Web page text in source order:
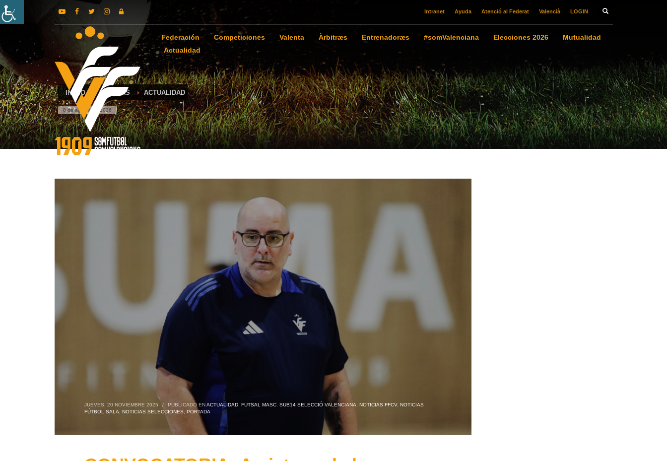
Intranet Ayuda Atenció al Federat Valencià LOGIN
Federación Competiciones Valenta Àrbitræs Entrenadoræs #somValenciana Elecciones 2026
Mutualidad
Actualidad
INICIO NOTICIAS ACTUALIDAD
8 de agosto de 2026
JUEVES, 20 NOVIEMBRE 2025 / PUBLICADO ENACTUALIDAD, FUTSAL MASC. SUB14 SELECCIÓ VALENCIANA NOTICIAS FFCV, NOTICIAS
FÚTBOL SALA
NOTICIAS SELECCIONES PORTADA